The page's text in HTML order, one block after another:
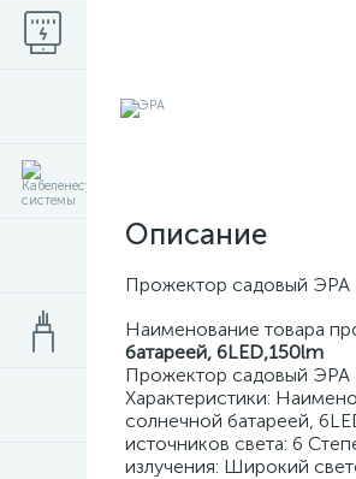
Описание
Прожектор садовый ЭРА
Наименование товара
батареей, 6LED,150lm
Прожектор садовый ЭРА
Характеристики:
солнечной батареей,
источников света: 6
излучения: Широкий